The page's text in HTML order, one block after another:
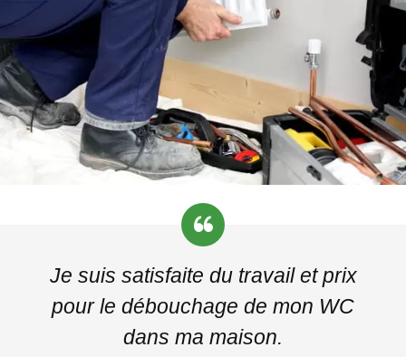
Je suis satisfaite du travail et prix
pour le débouchage de mon WC
dans ma maison.